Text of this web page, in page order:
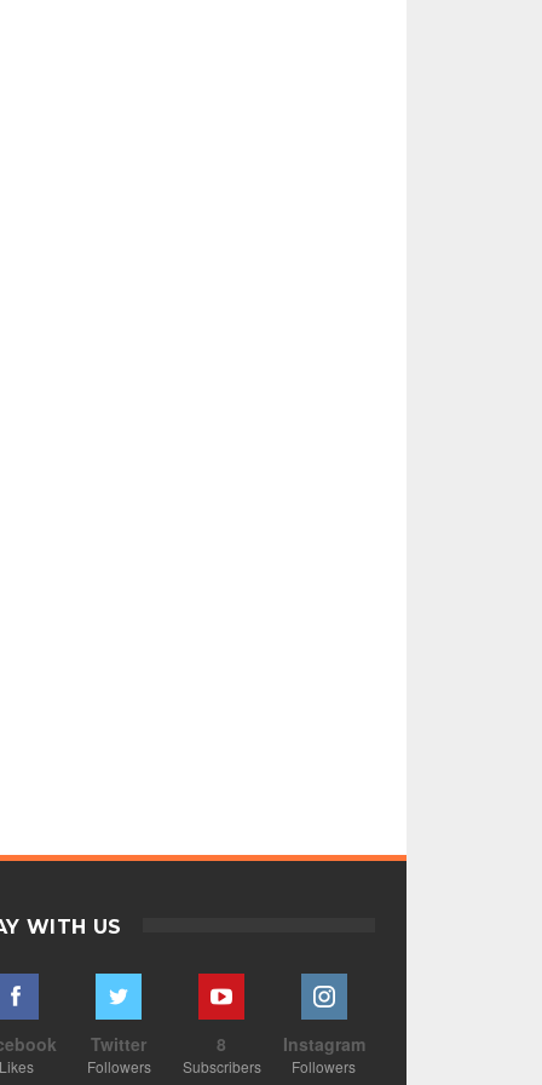
WITH US
Likes
Twitter
Followers
8
Subscribers
Instagram
Followers